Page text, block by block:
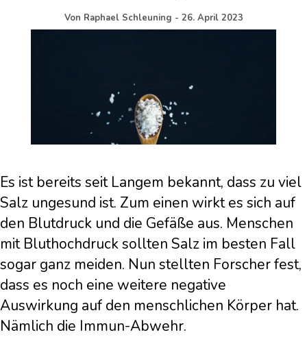
Von Raphael Schleuning - 26. April 2023
Es ist bereits seit Langem bekannt, dass zu viel
Salz ungesund ist. Zum einen wirkt es sich auf
den Blutdruck und die Gefäße aus. Menschen
mit Bluthochdruck sollten Salz im besten Fall
sogar ganz meiden. Nun stellten Forscher fest,
dass es noch eine weitere negative
Auswirkung auf den menschlichen Körper hat.
Nämlich die Immun-Abwehr.